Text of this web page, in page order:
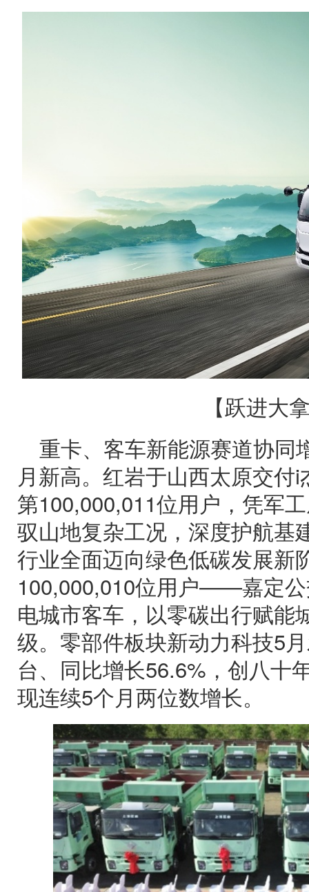
【跃进大
重卡、客车新能源赛道协同
月新高。红岩于山西太原交付
第100,000,011位用户，凭军
驭山地复杂工况，深度护航基
行业全面迈向绿色低碳发展新
100,000,010位用户——嘉定
电城市客车，以零碳出行赋能
级。零部件板块新动力科技5
台、同比增长56.6%，创八十
现连续5个月两位数增长。